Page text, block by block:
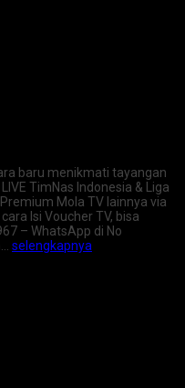
baru menikmati tayangan
TimNas Indonesia & Liga
Mola TV lainnya via
Isi Voucher TV, bisa
– WhatsApp di No
selengkapnya